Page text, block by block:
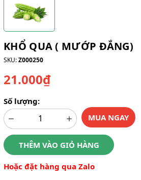
KHỔ QUA ( MƯỚP ĐẮNG)
SKU:Z000250
21.000₫
Số lượng:
MUA NGAY
THÊM VÀO GIỎ HÀNG
Hoặc đặt hàng qua Zalo